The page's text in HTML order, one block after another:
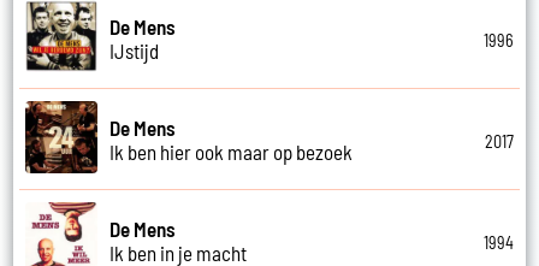
De Mens
IJstijd
1996
De Mens
Ik ben hier ook maar op bezoek
2017
De Mens
Ik ben in je macht
1994